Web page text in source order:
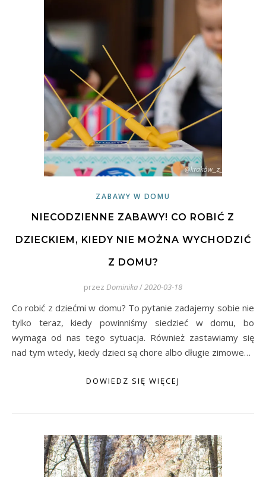
ZABAWY W DOMU
NIECODZIENNE ZABAWY! CO ROBIĆ Z
DZIECKIEM, KIEDY NIE MOŻNA WYCHODZIĆ
Z DOMU?
przez Dominika/2020-03-18
Co robić z dziećmi w domu? To pytanie zadajemy sobie nie
tylko teraz, kiedy powinniśmy siedzieć w domu, bo
wymaga od nas tego sytuacja. Również zastawiamy się
nad tym wtedy, kiedy dzieci są chore albo długie zimowe…
DOWIEDZ SIĘ WIĘCEJ